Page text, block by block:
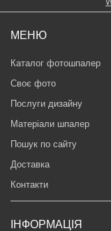
МЕНЮ
Каталог фотошпалер
Своє фото
Послуги дизайну
Матеріали шпалер
Пошук по сайту
Доставка
Контакти
ІНФОРМАЦІЯ